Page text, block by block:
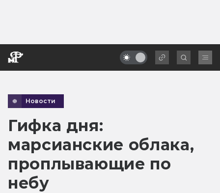
Новости
Гифка дня:
марсианские облака,
проплывающие по
небу